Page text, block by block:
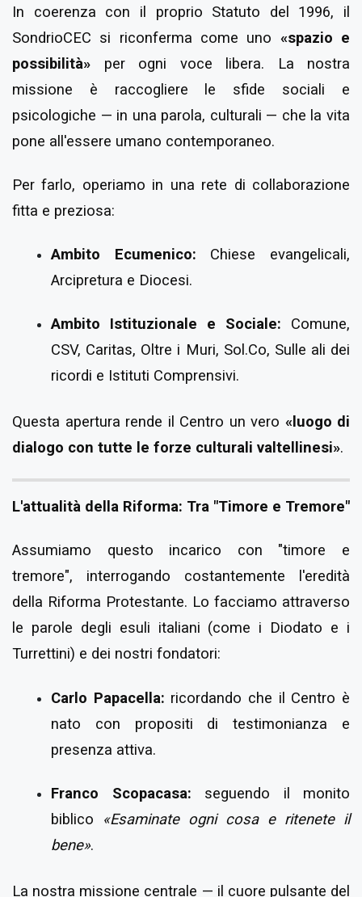
In coerenza con il proprio Statuto del 1996, il
SondrioCEC si riconferma come uno «spazio e
possibilità» per ogni voce libera. La nostra
missione è raccogliere le sfide sociali e
psicologiche — in una parola, culturali — che la vita
pone all'essere umano contemporaneo.
Per farlo, operiamo in una rete di collaborazione
fitta e preziosa:
Ambito Ecumenico: Chiese evangelicali,
Arcipretura e Diocesi.
Ambito Istituzionale e Sociale: Comune,
CSV, Caritas, Oltre i Muri, Sol.Co, Sulle ali dei
ricordi e Istituti Comprensivi.
Questa apertura rende il Centro un vero «luogo di
dialogo con tutte le forze culturali valtellinesi».
L'attualità della Riforma: Tra "Timore e Tremore"
Assumiamo questo incarico con "timore e
tremore", interrogando costantemente l'eredità
della Riforma Protestante. Lo facciamo attraverso
le parole degli esuli italiani (come i Diodato e i
Turrettini) e dei nostri fondatori:
Carlo Papacella: ricordando che il Centro è
nato con propositi di testimonianza e
presenza attiva.
Franco Scopacasa: seguendo il monito
biblico «Esaminate ogni cosa e ritenete il
bene».
La nostra missione centrale — il cuore pulsante del